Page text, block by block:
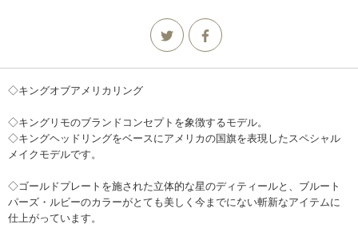
◇キングオブアメリカリング
◇キングリモのブランドコンセプトを象徴するモデル。
◇キングヘッドリングをベースにアメリカの国旗を表現したスペシャル
メイクモデルです。
◇ゴールドプレートを施された立体的な星のディティールと、ブルート
パーズ・ルビーのカラーがとても美しく今までにない斬新なアイテムに
仕上がっています。